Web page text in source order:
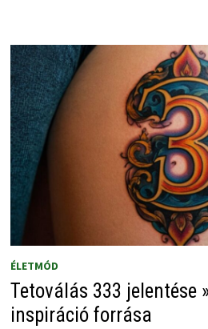
ÉLETMÓD
Tetoválás 333 jelentése
inspiráció forrása